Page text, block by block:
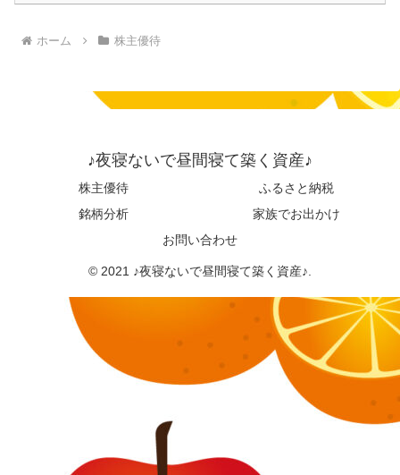
ホーム 株主優待
♪夜寝ないで昼間寝て築く資産♪
株主優待
ふるさと納税
銘柄分析
家族でお出かけ
お問い合わせ
© 2021 ♪夜寝ないで昼間寝て築く資産♪.